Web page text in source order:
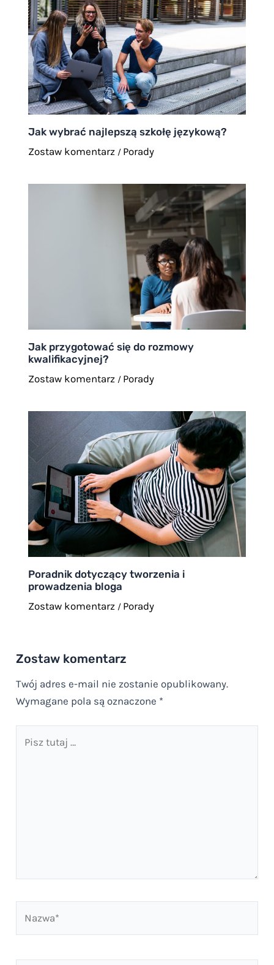
Jak wybrać najlepszą szkołę językową?
Zostaw komentarz / Porady
Jak przygotować się do rozmowy
kwalifikacyjnej?
Zostaw komentarz / Porady
Poradnik dotyczący tworzenia i
prowadzenia bloga
Zostaw komentarz / Porady
Zostaw komentarz
Twój adres e-mail nie zostanie opublikowany.
Wymagane pola są oznaczone *
tutaj